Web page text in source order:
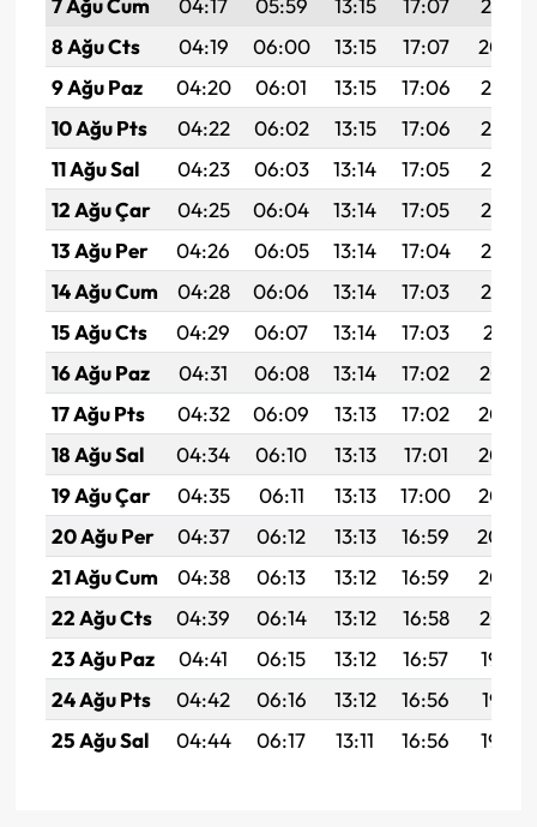
8 Ağu Cts
04:19 06:00 13:15 17:07
20:20
9 Ağu Paz
04:20 06:01 13:15 17:06
20:19
10 Ağu Pts
04:22 06:02 13:15 17:06
20:18
11 Ağu Sal
04:23 06:03 13:14 17:05
20:16
12 Ağu Çar
04:25 06:04 13:14 17:05
20:15
13 Ağu Per
04:26 06:05 13:14 17:04
20:14
14 Ağu Cum
04:28 06:06 13:14 17:03
20:12
15 Ağu Cts
04:29 06:07 13:14 17:03
20:11
16 Ağu Paz
04:31 06:08 13:14 17:02
20:10
17 Ağu Pts
04:32 06:09 13:13 17:02
20:08
18 Ağu Sal
04:34 06:10 13:13 17:01
20:07
19 Ağu Çar
04:35 06:11 13:13 17:00
20:05
20 Ağu Per
04:37 06:12 13:13 16:59
20:04
21 Ağu Cum
04:38 06:13 13:12 16:59
20:02
22 Ağu Cts
04:39 06:14 13:12 16:58
20:01
23 Ağu Paz
04:41 06:15 13:12 16:57
19:59
24 Ağu Pts
04:42 06:16 13:12 16:56
19:58
25 Ağu Sal
04:44 06:17 13:11 16:56 19:56